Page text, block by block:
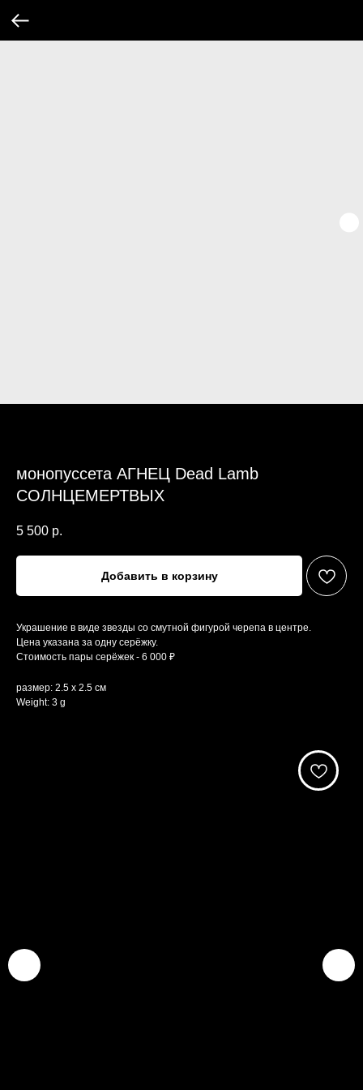
монопуссета АГНЕЦ Dead Lamb
СОЛНЦЕМЕРТВЫХ
5 500 р.
Добавить в корзину
Украшение в виде звезды со смутной фигурой черепа в центре.
Цена указана за одну серёжку.
Стоимость пары серёжек - 6 000 ₽
размер: 2.5 х 2.5 см
Weight: 3 g